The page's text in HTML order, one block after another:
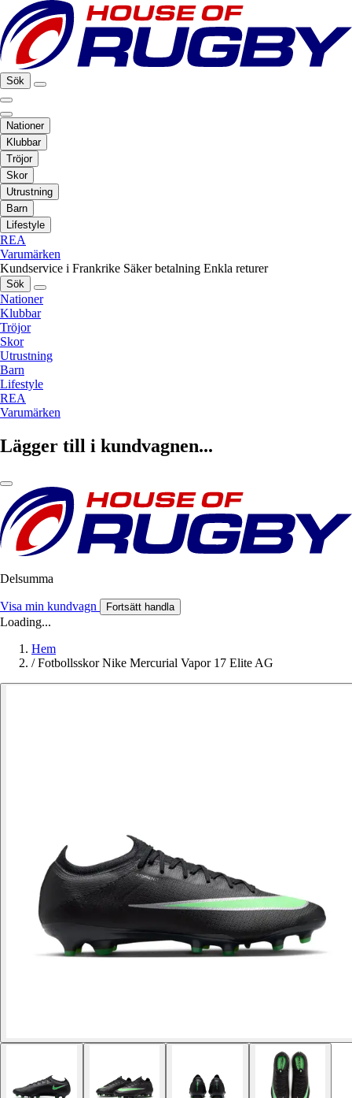
Sök
Nationer
Klubbar
Tröjor
Skor
Utrustning
Barn
Lifestyle
REA
Varumärken
Kundservice i Frankrike Säker betalning Enkla returer
Sök
Nationer
Klubbar
Tröjor
Skor
Utrustning
Barn
Lifestyle
REA
Varumärken
Lägger till i kundvagnen...
Delsumma
Visa min kundvagn Fortsätt handla
Loading...
Hem
/ Fotbollsskor Nike Mercurial Vapor 17 Elite AG